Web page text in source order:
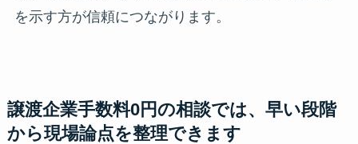
を示す方が信頼につながります。
譲渡企業手数料0円の相談では、早い段階
から現場論点を整理できます